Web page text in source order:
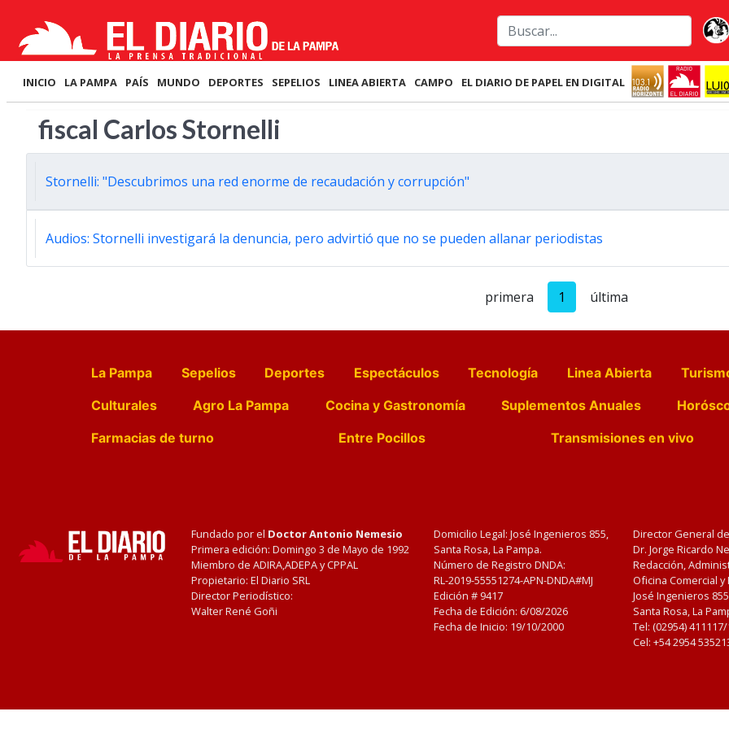
INICIO LA PAMPA PAÍS MUNDO DEPORTES SEPELIOS LINEA ABIERTA CAMPO EL DIARIO DE PAPEL EN DIGITAL
fiscal Carlos Stornelli
Stornelli: "Descubrimos una red enorme de recaudación y corrupción"
Audios: Stornelli investigará la denuncia, pero advirtió que no se pueden allanar periodistas
primera 1 última
La Pampa Sepelios Deportes Espectáculos Tecnología Linea Abierta
Culturales
Agro La Pampa Cocina y Gastronomía Suplementos Anuales
Farmacias de turno
Entre Pocillos Transmisiones en vivo
Fundado por el Doctor Antonio Nemesio
Primera edición: Domingo 3 de Mayo de 1992
Miembro de ADIRA,ADEPA y CPPAL
Propietario: El Diario SRL
Director Periodístico:
Walter René Goñi
Domicilio Legal: José Ingenieros 855,
Santa Rosa, La Pampa.
Número de Registro DNDA:
RL-2019-55551274-APN-DNDA#MJ
Edición # 9417
Fecha de Edición: 6/08/2026
Fecha de Inicio: 19/10/2000
Director General
Dr. Jorge Ricardo
Redacción,
Oficina Comercial
José Ingenieros
Santa Rosa, La
Tel: (02954)
Cel: +54 2954